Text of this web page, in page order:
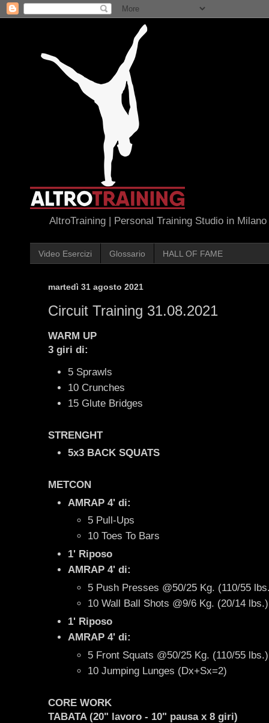
AltroTraining | Personal Training Studio in Milano
Video Esercizi Glossario HALL OF FAME
martedì 31 agosto 2021
Circuit Training 31.08.2021
WARM UP
3 giri di:
5 Sprawls
10 Crunches
15 Glute Bridges
STRENGHT
5x3 BACK SQUATS
METCON
AMRAP 4' di:
5 Pull-Ups
10 Toes To Bars
1' Riposo
AMRAP 4' di:
5 Push Presses @50/25 Kg. (110/55
10 Wall Ball Shots @9/6 Kg. (20/14 lbs.)
1' Riposo
AMRAP 4' di:
5 Front Squats @50/25 Kg. (110/55 lbs.)
10 Jumping Lunges (Dx+Sx=2)
CORE WORK
TABATA (20" lavoro - 10" pausa x 8 giri)